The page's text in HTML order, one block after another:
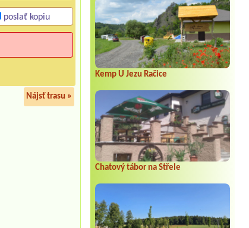
Kemp U Jezu Račice
Chatový tábor na Střele
poslať kopiu
Nájsť trasu »